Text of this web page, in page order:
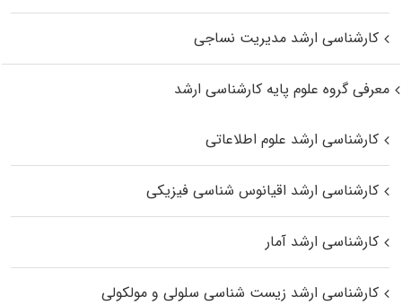
کارشناسی ارشد مدیریت نساجی
معرفی گروه علوم پایه کارشناسی ارشد
کارشناسی ارشد علوم اطلاعاتی
کارشناسی ارشد اقیانوس‌ شناسی فیزیکی
کارشناسی ارشد آمار
کارشناسی ارشد زیست شناسی سلولی و مولکولی